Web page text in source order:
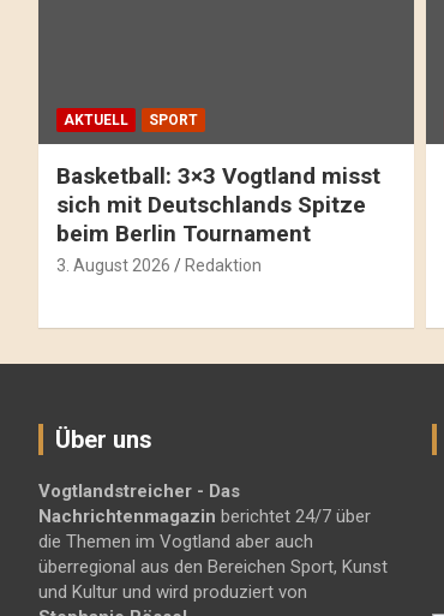
AKTUELL SPORT
Basketball: 3×3 Vogtland misst
sich mit Deutschlands Spitze
beim Berlin Tournament
3. August 2026 Redaktion
Über uns
Vogtlandstreicher - Das
Nachrichtenmagazin berichtet 24/7 über
die Themen im Vogtland aber auch
überregional aus den Bereichen Sport, Kunst
und Kultur und wird produziert von